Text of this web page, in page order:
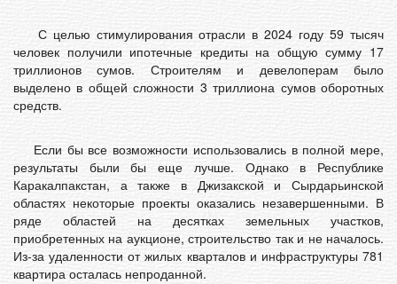
С целью стимулирования отрасли в 2024 году 59 тысяч
человек получили ипотечные кредиты на общую сумму 17
триллионов сумов. Строителям и девелоперам было
выделено в общей сложности 3 триллиона сумов оборотных
средств.
Если бы все возможности использовались в полной мере,
результаты были бы еще лучше. Однако в Республике
Каракалпакстан, а также в Джизакской и Сырдарьинской
областях некоторые проекты оказались незавершенными. В
ряде областей на десятках земельных участков,
приобретенных на аукционе, строительство так и не началось.
Из-за удаленности от жилых кварталов и инфраструктуры 781
квартира осталась непроданной.